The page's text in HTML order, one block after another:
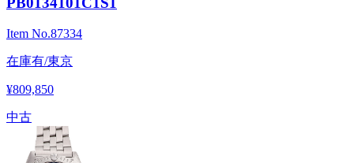
Item No.87334
在庫有/東京
¥809,850
中古